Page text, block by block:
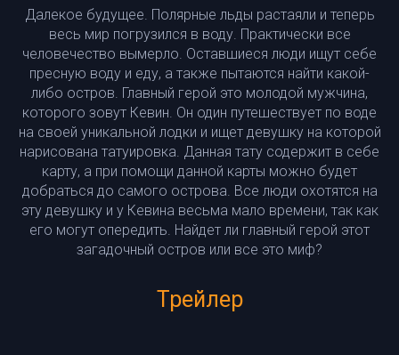
Далекое будущее. Полярные льды растаяли и теперь
весь мир погрузился в воду. Практически все
человечество вымерло. Оставшиеся люди ищут себе
пресную воду и еду, а также пытаются найти какой-
либо остров. Главный герой это молодой мужчина,
которого зовут Кевин. Он один путешествует по воде
на своей уникальной лодки и ищет девушку на которой
нарисована татуировка. Данная тату содержит в себе
карту, а при помощи данной карты можно будет
добраться до самого острова. Все люди охотятся на
эту девушку и у Кевина весьма мало времени, так как
его могут опередить. Найдет ли главный герой этот
загадочный остров или все это миф?
Трейлер